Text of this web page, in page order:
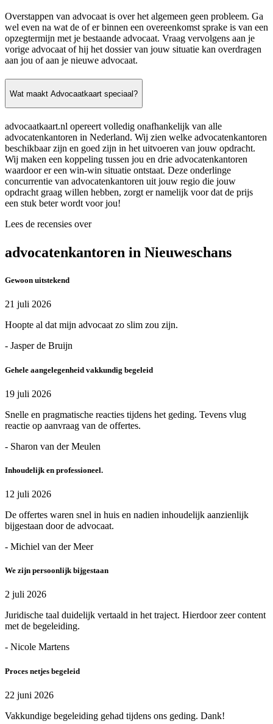
Overstappen van advocaat is over het algemeen geen probleem. Ga
wel even na wat de of er binnen een overeenkomst sprake is van een
opzegtermijn met je bestaande advocaat. Vraag vervolgens aan je
vorige advocaat of hij het dossier van jouw situatie kan overdragen
aan jou of aan je nieuwe advocaat.
Wat maakt Advocaatkaart speciaal?
advocaatkaart.nl opereert volledig onafhankelijk van alle
advocatenkantoren in Nederland. Wij zien welke advocatenkantoren
beschikbaar zijn en goed zijn in het uitvoeren van jouw opdracht.
Wij maken een koppeling tussen jou en drie advocatenkantoren
waardoor er een win-win situatie ontstaat. Deze onderlinge
concurrentie van advocatenkantoren uit jouw regio die jouw
opdracht graag willen hebben, zorgt er namelijk voor dat de prijs
een stuk beter wordt voor jou!
Lees de recensies over
advocatenkantoren in Nieuweschans
Gewoon uitstekend
21 juli 2026
Hoopte al dat mijn advocaat zo slim zou zijn.
- Jasper de Bruijn
Gehele aangelegenheid vakkundig begeleid
19 juli 2026
Snelle en pragmatische reacties tijdens het geding. Tevens vlug
reactie op aanvraag van de offertes.
- Sharon van der Meulen
Inhoudelijk en professioneel.
12 juli 2026
De offertes waren snel in huis en nadien inhoudelijk aanzienlijk
bijgestaan door de advocaat.
- Michiel van der Meer
We zijn persoonlijk bijgestaan
2 juli 2026
Juridische taal duidelijk vertaald in het traject. Hierdoor zeer content
met de begeleiding.
- Nicole Martens
Proces netjes begeleid
22 juni 2026
Vakkundige begeleiding gehad tijdens ons geding. Dank!